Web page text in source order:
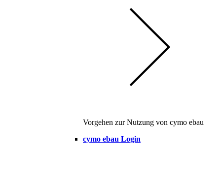
Vorgehen zur Nutzung von cymo ebau
cymo ebau Login